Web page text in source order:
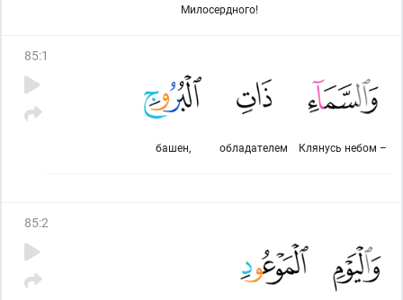
Милосердного!
85:1
Клянусь небом –
обладателем
башен,
85:2